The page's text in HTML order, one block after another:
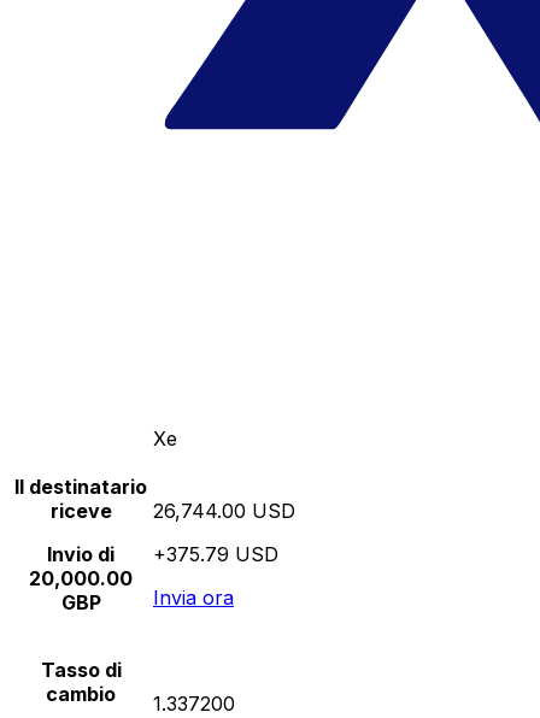
Xe
Il destinatario
riceve
Invio di
20,000.00
GBP
26,744.00 USD
+375.79 USD
Invia ora
Tasso di
cambio
1.337200